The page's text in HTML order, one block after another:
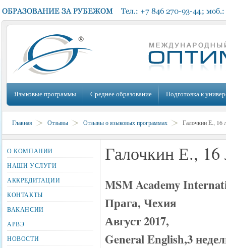
Языковые программы Среднее образование Подготовка к
Главная Отзывы Отзывы о языковых программах Галочкин Е., 16
Галочкин Е., 16
MSM Academy
Прага, Чехия
Август 2017,
General English,3
О КОМПАНИИ
НАШИ УСЛУГИ
АККРЕДИТАЦИИ
КОНТАКТЫ
ВАКАНСИИ
АРВЭ
НОВОСТИ